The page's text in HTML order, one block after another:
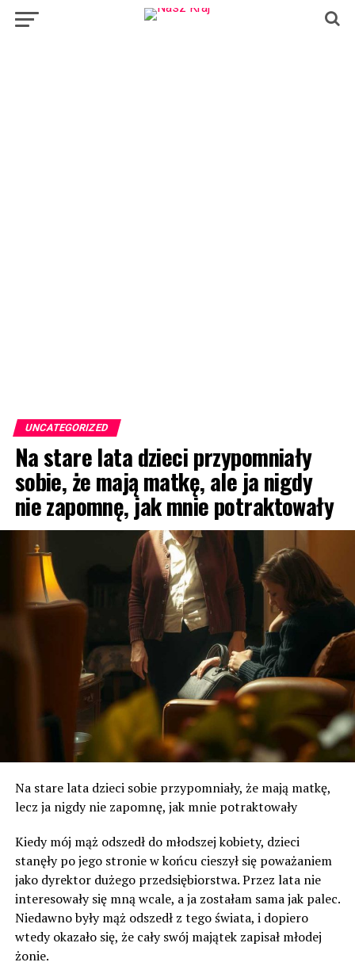
UNCATEGORIZED
Na stare lata dzieci przypomniały
sobie, że mają matkę, ale ja nigdy
nie zapomnę, jak mnie potraktowały
Na stare lata dzieci sobie przypomniały, że mają matkę,
lecz ja nigdy nie zapomnę, jak mnie potraktowały
Kiedy mój mąż odszedł do młodszej kobiety, dzieci
stanęły po jego stronie w końcu cieszył się poważaniem
jako dyrektor dużego przedsiębiorstwa. Przez lata nie
interesowały się mną wcale, a ja zostałam sama jak palec.
Niedawno były mąż odszedł z tego świata, i dopiero
wtedy okazało się, że cały swój majątek zapisał młodej
żonie.